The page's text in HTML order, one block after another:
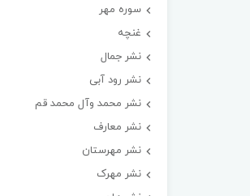
سوره مهر
غنچه
نشر جمال
نشر رود آبی
نشر محمد وآل محمد قم
نشر معارف
نشر مهرستان
نشر مهرک